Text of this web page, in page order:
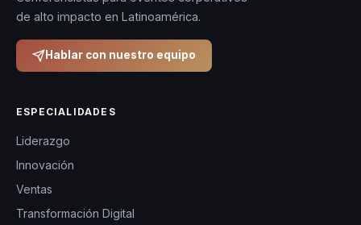
de alto impacto en Latinoamérica.
Hablar con nuestro equipo
ESPECIALIDADES
Liderazgo
Innovación
Ventas
Transformación Digital